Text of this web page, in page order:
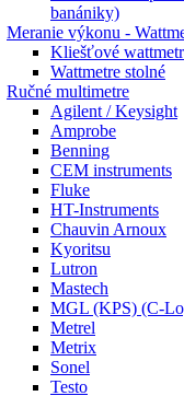
banániky)
Meranie výkonu -
Kliešťové
Wattmetre stolné
Ručné multimetre
Agilent / Keysight
Amprobe
Benning
CEM instruments
Fluke
HT-Instruments
Chauvin Arnoux
Kyoritsu
Lutron
Mastech
MGL (KPS) (C-
Metrel
Metrix
Sonel
Testo